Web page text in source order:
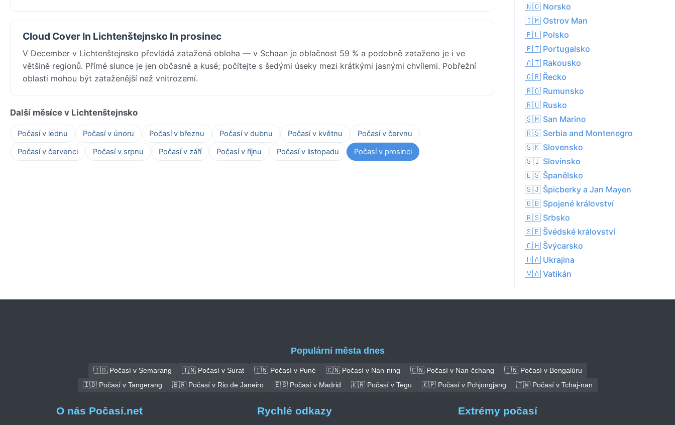
Cloud Cover In Lichtenštejnsko In prosinec
V December v Lichtenštejnsko převládá zatažená obloha — v Schaan je oblačnost 59 % a podobně zataženo je i ve
většině regionů. Přímé slunce je jen občasné a kusé; počítejte s šedými úseky mezi krátkými jasnými chvílemi. Pobřežní
oblasti mohou být zataženější než vnitrozemí.
Další měsíce v Lichtenštejnsko
Počasí v lednu Počasí v únoru Počasí v březnu Počasí v dubnu Počasí v květnu
Počasí v červnu
Počasí v červenci
Počasí v srpnu Počasí v září Počasí v říjnu Počasí v listopadu Počasí v prosinci
🇳🇴 Norsko
🇮🇲 Ostrov Man
🇵🇱 Polsko
🇵🇹 Portugalsko
🇦🇹 Rakousko
🇬🇷 Řecko
🇷🇴 Rumunsko
🇷🇺 Rusko
🇸🇲 San Marino
🇷🇸 Serbia and Montenegro
🇸🇰 Slovensko
🇸🇮 Slovinsko
🇪🇸 Španělsko
🇸🇯 Špicberky a Jan Mayen
🇬🇧 Spojené království
🇷🇸 Srbsko
🇸🇪 Švédské království
🇨🇭 Švýcarsko
🇺🇦 Ukrajina
🇻🇦 Vatikán
Populární města dnes
🇮🇩 Počasí v Semarang 🇮🇳 Počasí v Surat 🇮🇳 Počasí v Puné 🇨🇳 Počasí v Nan-ning 🇨🇳 Počasí v Nan-čchang
🇮🇳 Počasí v Bengalúru
🇮🇩 Počasí v Tangerang
🇧🇷 Počasí v Rio de Janeiro 🇪🇸 Počasí v Madrid 🇰🇷 Počasí v Tegu 🇰🇵 Počasí v Pchjongjang 🇹🇼 Počasí v Tchaj-nan
O nás Počasí.net Rychlé odkazy Extrémy počasí